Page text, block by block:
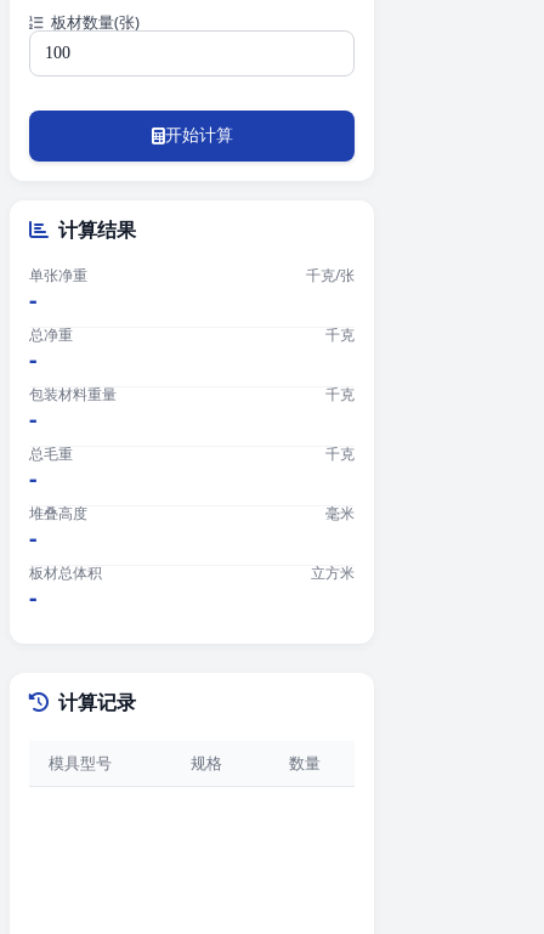
板材数量(张)
开始计算
计算结果
单张净重 千克/张
-
总净重 千克
-
包装材料重量 千克
-
总毛重 千克
-
堆叠高度 毫米
-
板材总体积 立方米
-
计算记录
模具型号 规格 数量